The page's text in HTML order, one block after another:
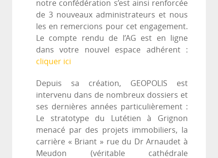
notre confédération s’est ainsi renforcée
de 3 nouveaux administrateurs et nous
les en remercions pour cet engagement.
Le compte rendu de l’AG est en ligne
dans votre nouvel espace adhérent :
cliquer ici
Depuis sa création, GEOPOLIS est
intervenu dans de nombreux dossiers et
ses dernières années particulièrement :
Le stratotype du Lutétien à Grignon
menacé par des projets immobiliers, la
carrière « Briant » rue du Dr Arnaudet à
Meudon (véritable cathédrale